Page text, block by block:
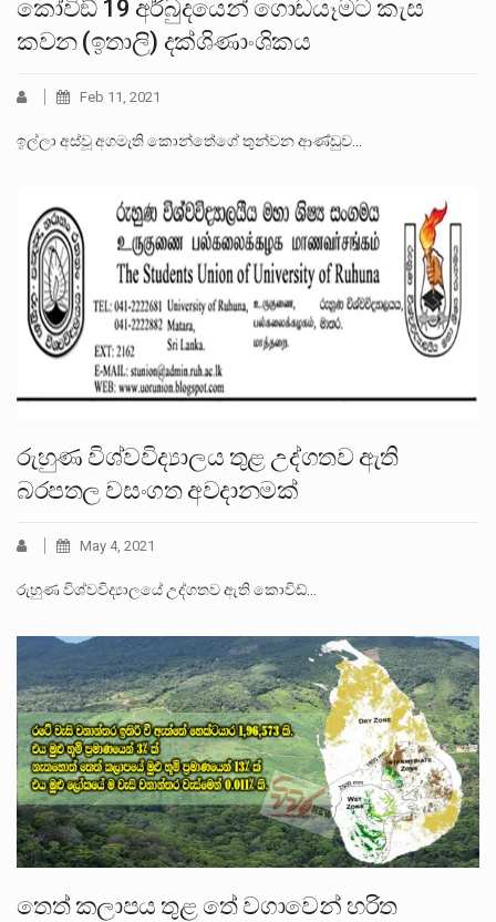
කෝවිඞ් 19 අර්බුදයෙන් ගොඩයෑමට කැස
කවන (ඉතාලි) දක්ශිණාංශිකය
Feb 11, 2021
ඉල්ලා අස්වූ අගමැති කොන්තේගේ තුන්වන ආණ්ඩුව…
රුහුණ විශ්වවිද්‍යාලය තුළ උද්ගතව ඇති
බරපතල වසංගත අවදානමක්
May 4, 2021
රුහුණ විශ්වවිද්‍යාලයේ උද්ගතව ඇති කොවිඩ්…
තෙත් කලාපය තුළ තේ වගාවෙන් හරිත